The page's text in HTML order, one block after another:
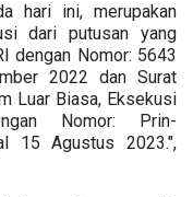
hari ini, merupakan
dari putusan yang
dengan Nomor: 5643
2022 dan Surat
Luar Biasa, Eksekusi
Nomor: Prin-
15 Agustus 2023.",